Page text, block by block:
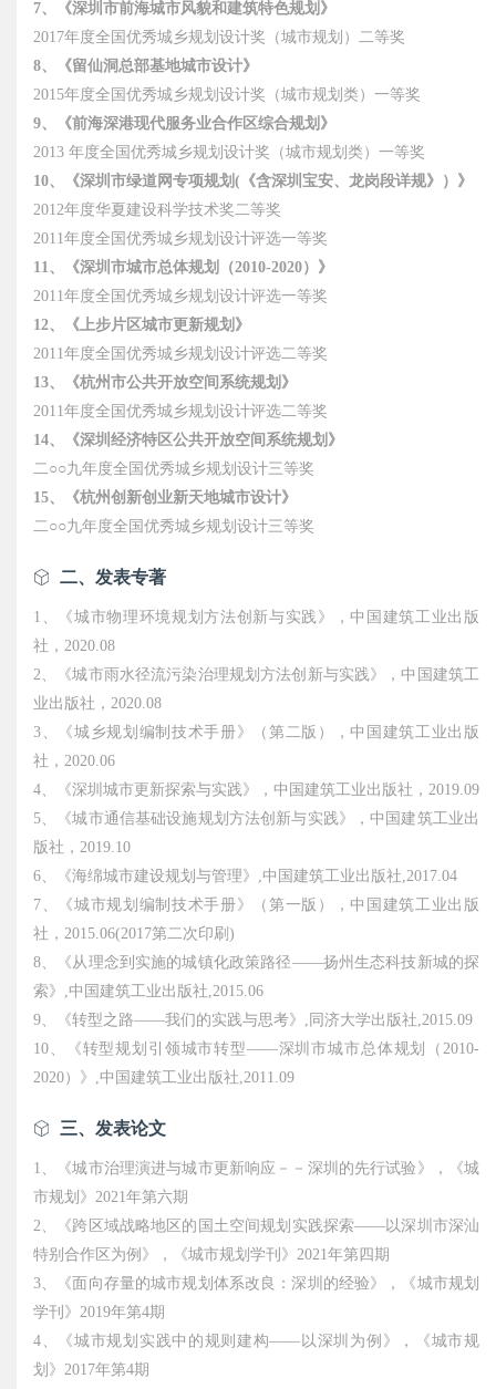
7、《深圳市前海城市风貌和建筑特色规划》
2017年度全国优秀城乡规划设计奖（城市规划）二等奖
8、《留仙洞总部基地城市设计》
2015年度全国优秀城乡规划设计奖（城市规划类）一等奖
9、《前海深港现代服务业合作区综合规划》
2013 年度全国优秀城乡规划设计奖（城市规划类）一等奖
10、《深圳市绿道网专项规划(《含深圳宝安、龙岗段详规》）》
2012年度华夏建设科学技术奖二等奖
2011年度全国优秀城乡规划设计评选一等奖
11、《深圳市城市总体规划（2010-2020）》
2011年度全国优秀城乡规划设计评选一等奖
12、《上步片区城市更新规划》
2011年度全国优秀城乡规划设计评选二等奖
13、《杭州市公共开放空间系统规划》
2011年度全国优秀城乡规划设计评选二等奖
14、《深圳经济特区公共开放空间系统规划》
二○○九年度全国优秀城乡规划设计三等奖
15、《杭州创新创业新天地城市设计》
二○○九年度全国优秀城乡规划设计三等奖
二、发表专著
1、《城市物理环境规划方法创新与实践》，中国建筑工业出版
社，2020.08
2、《城市雨水径流污染治理规划方法创新与实践》，中国建筑工
业出版社，2020.08
3、《城乡规划编制技术手册》（第二版），中国建筑工业出版
社，2020.06
4、《深圳城市更新探索与实践》，中国建筑工业出版社，2019.09
5、《城市通信基础设施规划方法创新与实践》，中国建筑工业出
版社，2019.10
6、《海绵城市建设规划与管理》,中国建筑工业出版社,2017.04
7、《城市规划编制技术手册》（第一版），中国建筑工业出版
社，2015.06(2017第二次印刷)
8、《从理念到实施的城镇化政策路径——扬州生态科技新城的探
索》,中国建筑工业出版社,2015.06
9、《转型之路——我们的实践与思考》,同济大学出版社,2015.09
10、《转型规划引领城市转型——深圳市城市总体规划（2010-
2020）》,中国建筑工业出版社,2011.09
三、发表论文
1、《城市治理演进与城市更新响应－－深圳的先行试验》，《城
市规划》2021年第六期
2、《跨区域战略地区的国土空间规划实践探索——以深圳市深汕
特别合作区为例》，《城市规划学刊》2021年第四期
3、《面向存量的城市规划体系改良：深圳的经验》，《城市规划
学刊》2019年第4期
4、《城市规划实践中的规则建构——以深圳为例》，《城市规
划》2017年第4期